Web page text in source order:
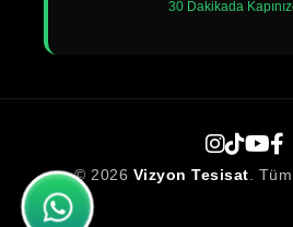
30 Dakikada
© 2026 Vizyon Tesisat. Tüm